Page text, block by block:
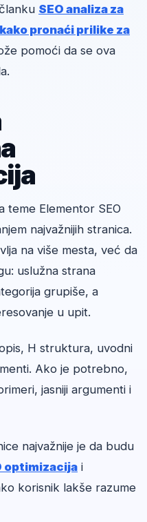
SEO analiza za
pronaći prilike za
pomoći da se ova
teme Elementor SEO
najvažnijih stranica.
na više mesta, već da
uslužna strana
grupiše, a
u upit.
H struktura, uvodni
Ako je potrebno,
jasniji argumenti i
najvažnije je da budu
optimizacija i
korisnik lakše razume